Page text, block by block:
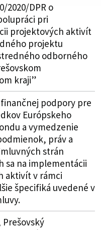
2020/DPR o
pri
projektových aktivít
projektu
odborného
kraji”
podpory pre
Európskeho
a vymedzenie
práv a
strán
sa na implementácii
aktivít v rámci
špecifiká uvedené v